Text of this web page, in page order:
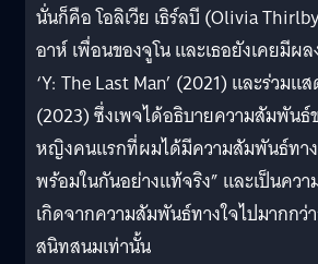
นั่นก็คือ โอลิเวีย เธิร์ลบี (Olivia
อาห์ เพื่อนของจูโน และเธอยังเคยมีผ
‘Y: The Last Man’ (2021) และร่วมแ
(2023) ซึ่งเพจได้อธิบายความสัมพันธ์
หญิงคนแรกที่ผมได้มีความสัมพันธ์ทา
พร้อมในกันอย่างแท้จริง” และเป็นคว
เกิดจากความสัมพันธ์ทางใจไปมากกว่
สนิทสนมเท่านั้น